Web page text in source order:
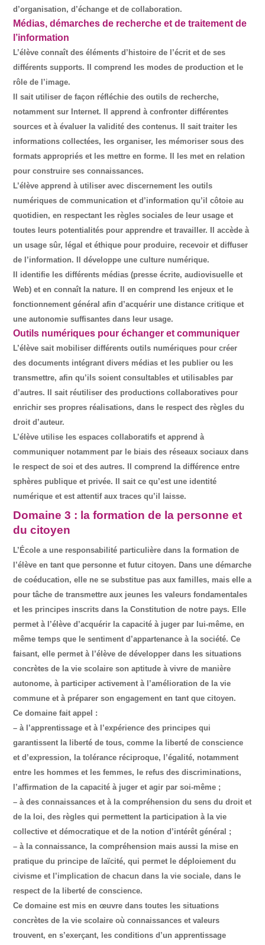
d’organisation, d’échange et de collaboration.
Médias, démarches de recherche et de traitement de
l’information
L’élève connaît des éléments d’histoire de l’écrit et de ses
différents supports. Il comprend les modes de production et le
rôle de l’image.
Il sait utiliser de façon réfléchie des outils de recherche,
notamment sur Internet. Il apprend à confronter différentes
sources et à évaluer la validité des contenus. Il sait traiter les
informations collectées, les organiser, les mémoriser sous des
formats appropriés et les mettre en forme. Il les met en relation
pour construire ses connaissances.
L’élève apprend à utiliser avec discernement les outils
numériques de communication et d’information qu’il côtoie au
quotidien, en respectant les règles sociales de leur usage et
toutes leurs potentialités pour apprendre et travailler. Il accède à
un usage sûr, légal et éthique pour produire, recevoir et diffuser
de l’information. Il développe une culture numérique.
Il identifie les différents médias (presse écrite, audiovisuelle et
Web) et en connaît la nature. Il en comprend les enjeux et le
fonctionnement général afin d’acquérir une distance critique et
une autonomie suffisantes dans leur usage.
Outils numériques pour échanger et communiquer
L’élève sait mobiliser différents outils numériques pour créer
des documents intégrant divers médias et les publier ou les
transmettre, afin qu’ils soient consultables et utilisables par
d’autres. Il sait réutiliser des productions collaboratives pour
enrichir ses propres réalisations, dans le respect des règles du
droit d’auteur.
L’élève utilise les espaces collaboratifs et apprend à
communiquer notamment par le biais des réseaux sociaux dans
le respect de soi et des autres. Il comprend la différence entre
sphères publique et privée. Il sait ce qu’est une identité
numérique et est attentif aux traces qu’il laisse.
Domaine 3 : la formation de la personne et
du citoyen
L’École a une responsabilité particulière dans la formation de
l’élève en tant que personne et futur citoyen. Dans une démarche
de coéducation, elle ne se substitue pas aux familles, mais elle a
pour tâche de transmettre aux jeunes les valeurs fondamentales
et les principes inscrits dans la Constitution de notre pays. Elle
permet à l’élève d’acquérir la capacité à juger par lui-même, en
même temps que le sentiment d’appartenance à la société. Ce
faisant, elle permet à l’élève de développer dans les situations
concrètes de la vie scolaire son aptitude à vivre de manière
autonome, à participer activement à l’amélioration de la vie
commune et à préparer son engagement en tant que citoyen.
Ce domaine fait appel :
– à l’apprentissage et à l’expérience des principes qui
garantissent la liberté de tous, comme la liberté de conscience
et d’expression, la tolérance réciproque, l’égalité, notamment
entre les hommes et les femmes, le refus des discriminations,
l’affirmation de la capacité à juger et agir par soi-même ;
– à des connaissances et à la compréhension du sens du droit et
de la loi, des règles qui permettent la participation à la vie
collective et démocratique et de la notion d’intérêt général ;
– à la connaissance, la compréhension mais aussi la mise en
pratique du principe de laïcité, qui permet le déploiement du
civisme et l’implication de chacun dans la vie sociale, dans le
respect de la liberté de conscience.
Ce domaine est mis en œuvre dans toutes les situations
concrètes de la vie scolaire où connaissances et valeurs
trouvent, en s’exerçant, les conditions d’un apprentissage